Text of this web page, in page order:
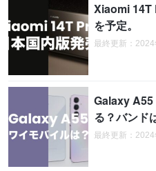
Xiaomi 14T
を予定。
最終更新：
Galaxy A55
る？バンド
最終更新：